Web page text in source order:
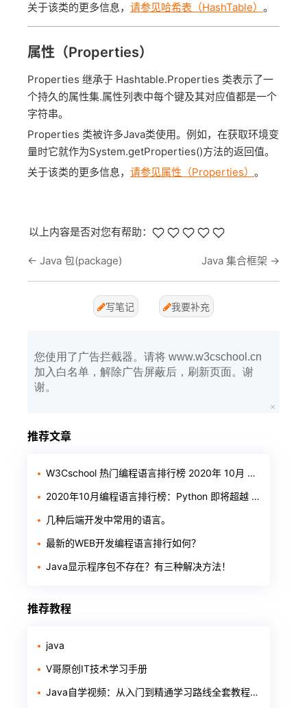
关于该类的更多信息， 请参见哈希表（HashTable） 。
属性（Properties）
Properties 继承于 Hashtable.Properties 类表示了一
个持久的属性集.属性列表中每个键及其对应值都是一个
字符串。
Properties 类被许多Java类使用。例如，在获取环境变
量时它就作为System.getProperties()方法的返回值。
关于该类的更多信息， 请参见属性（Properties） 。
以上内容是否对您有帮助：
← Java 包(package) Java 集合框架 →
写笔记 我要补充
您使用了广告拦截器。请将 www.w3cschool.cn
加入白名单，解除广告屏蔽后，刷新页面。谢
谢。
推荐文章
W3Cschool 热门编程语言排行榜 2020年 10月 TOP10
2020年10月编程语言排行榜：Python 即将超越 Java
几种后端开发中常用的语言。
最新的WEB开发编程语言排行如何？
Java显示程序包不存在？有三种解决方法！
推荐教程
java
V哥原创IT技术学习手册
Java自学视频：从入门到精通学习路线全套教程整理（基础+进阶+项目+面试）